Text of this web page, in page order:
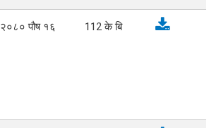
२०८० पौष १६ 112के बि